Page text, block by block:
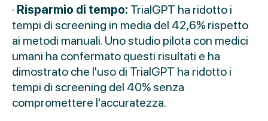
· Risparmio di tempo: TrialGPT ha ridotto i
tempi di screening in media del 42,6% rispetto
ai metodi manuali. Uno studio pilota con medici
umani ha confermato questi risultati e ha
dimostrato che l'uso di TrialGPT ha ridotto i
tempi di screening del 40% senza
compromettere l'accuratezza.